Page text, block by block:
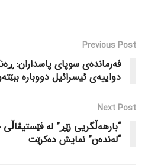
Previous Post
فەرماندەی سوپای پاسداران:
دواییەی ئیسرائیل دووبارە
Next Post
“بارهەڵگریی زێڕ” لە
“لەندەن” نمایش دەکرێت